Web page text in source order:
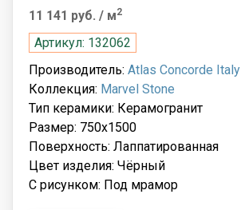
11 141 руб. / м2
Артикул: 132062
Производитель: Atlas Concorde Italy
Коллекция: Marvel Stone
Тип керамики: Керамогранит
Размер: 750x1500
Поверхность: Лаппатированная
Цвет изделия: Чёрный
С рисунком: Под мрамор